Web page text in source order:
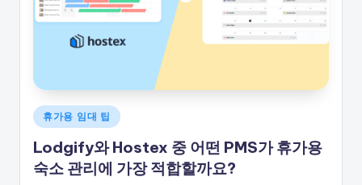
게
시
됨
휴가용 임대 팁
Lodgify와 Hostex 중 어떤 PMS가 휴가용
숙소 관리에 가장 적합할까요?